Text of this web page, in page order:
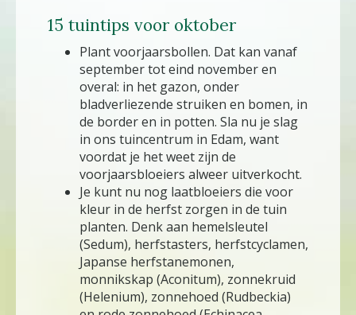
15 tuintips voor oktober
Plant voorjaarsbollen. Dat kan vanaf
september tot eind november en
overal: in het gazon, onder
bladverliezende struiken en bomen, in
de border en in potten. Sla nu je slag
in ons tuincentrum in Edam, want
voordat je het weet zijn de
voorjaarsbloeiers alweer uitverkocht.
Je kunt nu nog laatbloeiers die voor
kleur in de herfst zorgen in de tuin
planten. Denk aan hemelsleutel
(Sedum), herfstasters, herfstcyclamen,
Japanse herfstanemonen,
monnikskap (Aconitum), zonnekruid
(Helenium), zonnehoed (Rudbeckia)